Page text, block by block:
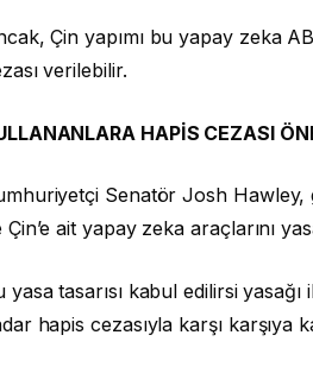
Çin yapımı bu yapay zeka
verilebilir.
HAPİS CEZASI
Senatör Josh Hawley,
Çin’e ait yapay zeka araçlarını
yasa tasarısı kabul edilirsi
hapis cezasıyla karşı karşıya